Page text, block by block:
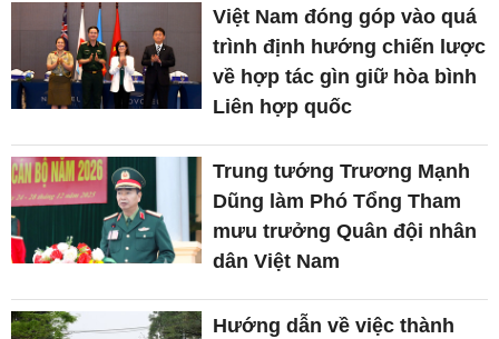
Việt Nam đóng góp vào quá
trình định hướng chiến lược
về hợp tác gìn giữ hòa bình
Liên hợp quốc
Trung tướng Trương Mạnh
Dũng làm Phó Tổng Tham
mưu trưởng Quân đội nhân
dân Việt Nam
Hướng dẫn về việc thành